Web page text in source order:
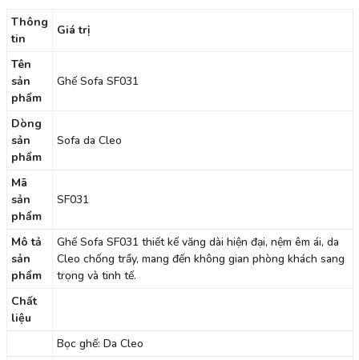
Thông
tin
Giá trị
Tên
sản
phẩm
Ghế Sofa SF031
Dòng
sản
phẩm
Sofa da Cleo
Mã
sản
phẩm
SF031
Mô tả
sản
phẩm
Ghế Sofa SF031 thiết kế văng dài hiện đại, nệm êm ái, da
Cleo chống trầy, mang đến không gian phòng khách sang
trọng và tinh tế.
Chất
liệu
Bọc ghế: Da Cleo